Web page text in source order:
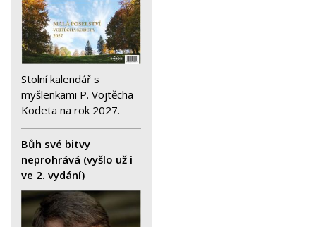
Stolní kalendář s
myšlenkami P. Vojtěcha
Kodeta na rok 2027.
Bůh své bitvy
neprohrává (vyšlo už i
ve 2. vydání)